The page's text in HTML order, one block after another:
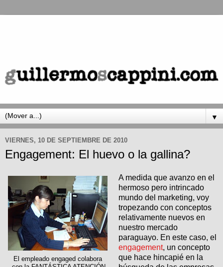
▼
VIERNES, 10 DE SEPTIEMBRE DE 2010
Engagement: El huevo o la gallina?
El empleado engaged colabora
A medida que avanzo en el
hermoso pero intrincado
mundo del marketing, voy
tropezando con conceptos
relativamente nuevos en
nuestro mercado
paraguayo. En este caso, el
engagement, un concepto
que hace hincapié en la